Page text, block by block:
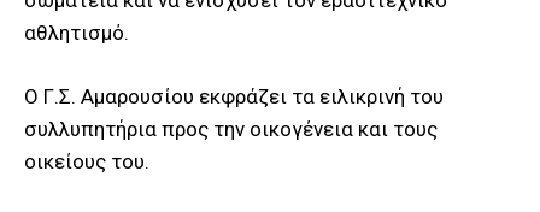
αθλητισμό.
Ο Γ.Σ. Αμαρουσίου εκφράζει τα ειλικρινή του
συλλυπητήρια προς την οικογένεια και τους
οικείους του.